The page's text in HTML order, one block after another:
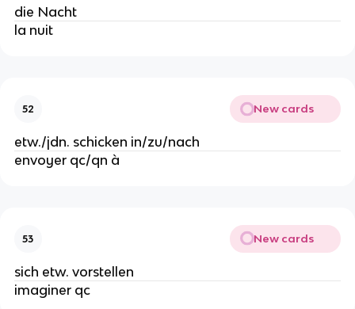
die Nacht
la nuit
52 New cards
etw./jdn. schicken in/zu/nach
envoyer qc/qn à
53 New cards
sich etw. vorstellen
imaginer qc